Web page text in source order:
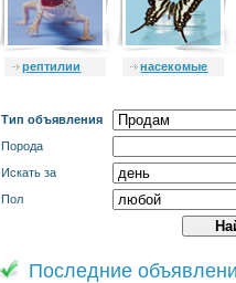
рептилии насекомые
Тип объявления
Порода
Искать за
Пол
Последние